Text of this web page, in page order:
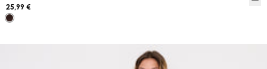
25,99 €